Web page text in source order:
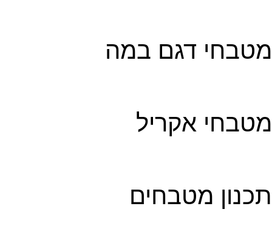
מטבחי דגם במה
מטבחי אקריל
תכנון מטבחים